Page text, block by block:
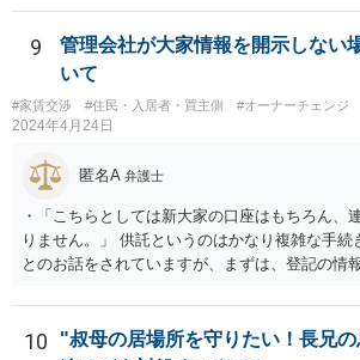
違反として損害賠償請求が認められる可能性が
湯管は壁体内に埋設されており、購入時の目視
のような隠れた部分の損傷は、契約不適合責任
ょうか？ なりえます。 壁体内に埋設されてい
注意では発見できない「隠れた」部分の損傷も
象となり得ます。「瑕疵」とは、目的物が通常
瑕疵の成否を直接左右するものではありません。
聞かせください。
9
管理会社が大家情報を開示しない
いて
#家賃交渉 #住民・入居者・買主側 #オーナーチェンジ
2024年4月24日
匿名A 弁護士
・「こちらとしては新大家の口座はもちろん、
りません。」 供託というのはかなり複雑な手続
とのお話をされていますが、まずは、登記の情
10
"叔母の居場所を守りたい！長兄